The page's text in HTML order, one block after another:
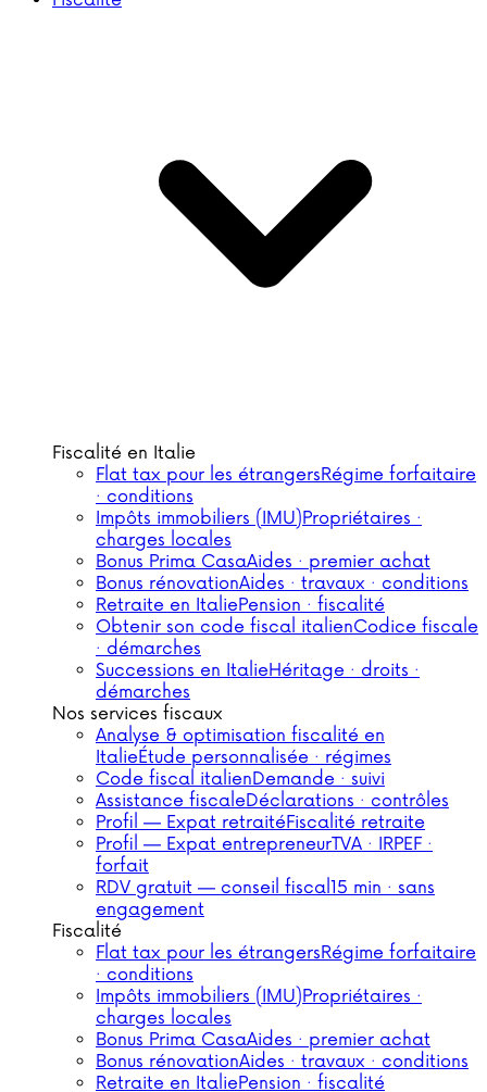
Fiscalité en Italie
Flat tax pour les étrangersRégime forfaitaire
· conditions
Impôts immobiliers (IMU)Propriétaires ·
charges locales
Bonus Prima CasaAides · premier achat
Bonus rénovationAides · travaux · conditions
Retraite en ItaliePension · fiscalité
Obtenir son code fiscal italienCodice fiscale
· démarches
Successions en ItalieHéritage · droits ·
démarches
Nos services fiscaux
Analyse & optimisation fiscalité en
ItalieÉtude personnalisée · régimes
Code fiscal italienDemande · suivi
Assistance fiscaleDéclarations · contrôles
Profil — Expat retraitéFiscalité retraite
Profil — Expat entrepreneurTVA · IRPEF ·
forfait
RDV gratuit — conseil fiscal15 min · sans
engagement
Fiscalité
Flat tax pour les étrangersRégime forfaitaire
· conditions
Impôts immobiliers (IMU)Propriétaires ·
charges locales
Bonus Prima CasaAides · premier achat
Bonus rénovationAides · travaux · conditions
Retraite en ItaliePension · fiscalité